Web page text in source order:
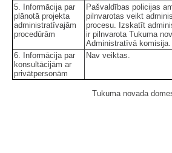
5. Informācija par
plānotā projekta
administratīvajām
procedūrām
Pašvaldības policijas
pilnvarotas veikt
procesu. Izskatīt
ir pilnvarota Tukuma
Administratīvā komisija.
6. Informācija par
konsultācijām ar
privātpersonām
Nav veiktas.
Tukuma novada